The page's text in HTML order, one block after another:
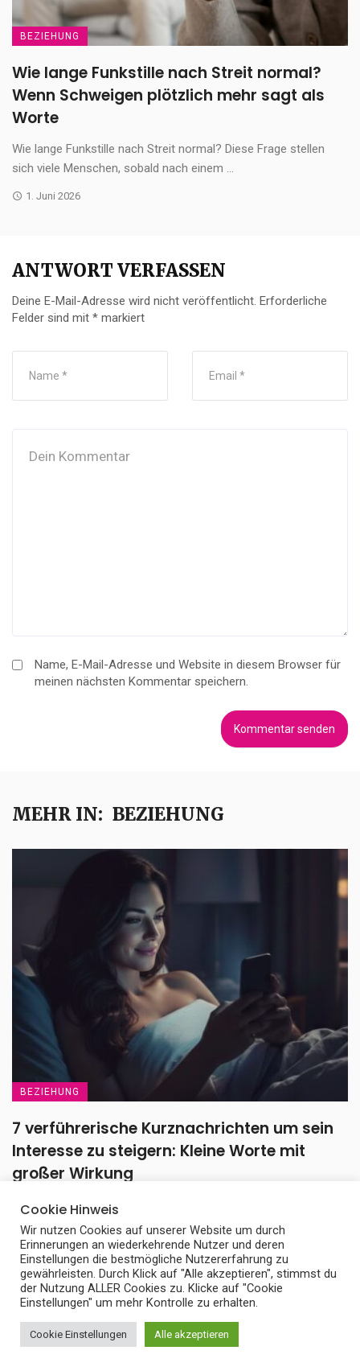
BEZIEHUNG
Wie lange Funkstille nach Streit normal?
Wenn Schweigen plötzlich mehr sagt als
Worte
Wie lange Funkstille nach Streit normal? Diese Frage stellen
sich viele Menschen, sobald nach einem ...
1. Juni 2026
ANTWORT VERFASSEN
Deine E-Mail-Adresse wird nicht veröffentlicht. Erforderliche
Felder sind mit * markiert
Name, E-Mail-Adresse und Website in diesem Browser für
meinen nächsten Kommentar speichern.
MEHR IN: BEZIEHUNG
BEZIEHUNG
7 verführerische Kurznachrichten um sein
Interesse zu steigern: Kleine Worte mit
großer Wirkung
7 verführerische Kurznachrichten um sein Interesse zu steigern
sind mehr als nur nette Nachrichten. Sie ...
31. Mai 2026
Cookie Hinweis
Wir nutzen Cookies auf unserer Website um durch
Erinnerungen an wiederkehrende Nutzer und deren
Einstellungen die bestmögliche Nutzererfahrung zu
gewährleisten. Durch Klick auf "Alle akzeptieren", stimmst du
der Nutzung ALLER Cookies zu. Klicke auf "Cookie
Einstellungen" um mehr Kontrolle zu erhalten.
Cookie Einstellungen Alle akzeptieren